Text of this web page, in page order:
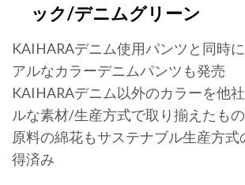
ック/デニムグリーン
KAIHARAデニム使用パンツと同時
アルなカラーデニムパンツも発売
KAIHARAデニム以外のカラーを他
ルな素材/生産方式で取り揃えたもの
原料の綿花もサステナブル生産方式
得済み